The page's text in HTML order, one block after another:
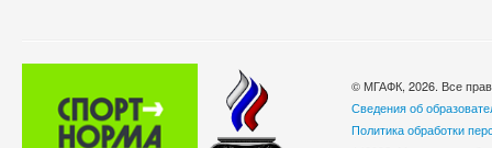
© МГАФК, 2026. Все
Сведения об
Политика обработки